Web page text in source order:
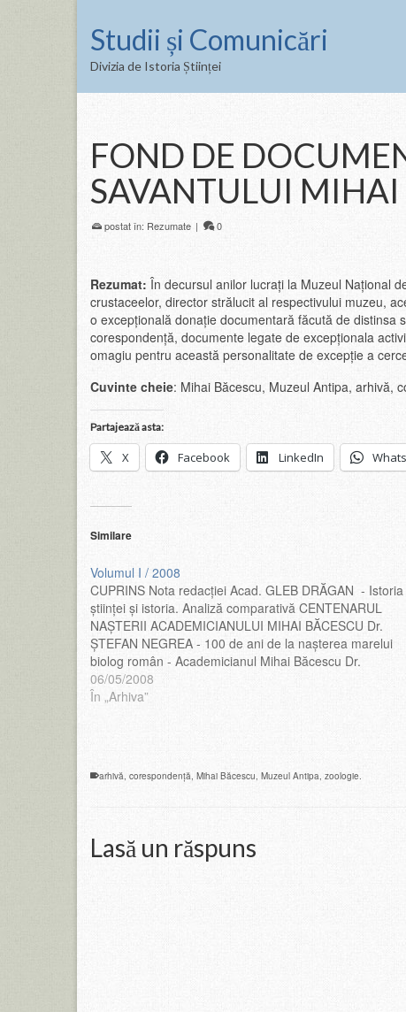
Studii și Comunicări
Divizia de Istoria Științei
FOND DE
SAVANTULUI MIHAI
postat în: Rezumate | 0
Rezumat: În decursul anilor lucrați la Muzeul Național
crustaceelor, director strălucit al respectivului muzeu,
o excepțională donație documentară făcută de
corespondență, documente legate de excepționala
omagiu pentru această personalitate de excepție a
Cuvinte cheie: Mihai Băcescu, Muzeul Antipa, arhivă,
Partajează asta:
X Facebook LinkedIn
Similare
Volumul I / 2008
CUPRINS Nota redacţiei Acad. GLEB DRĂGAN - Istoria
ştiinţei şi istoria. Analiză comparativă CENTENARUL
NAŞTERII ACADEMICIANULUI MIHAI BĂCESCU Dr.
ŞTEFAN NEGREA - 100 de ani de la naşterea marelui
biolog român - Academicianul Mihai Băcescu Dr.
DUMITRU MURARIU, membru corespondent al
Academiei Române - Latura muzeologică în opera
06/05/2008
În „Arhiva”
arhivă, corespondență, Mihai Băcescu, Muzeul Antipa, zoologie.
Lasă un răspuns